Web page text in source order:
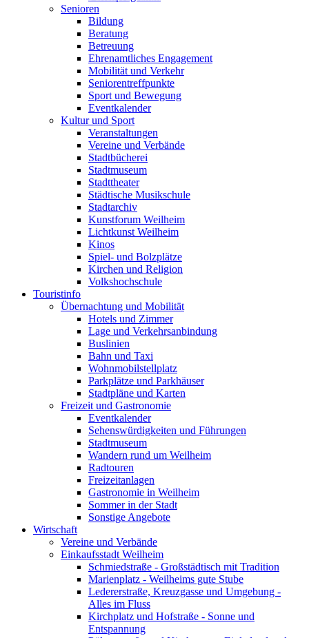
Senioren
Bildung
Beratung
Betreuung
Ehrenamtliches Engagement
Mobilität und Verkehr
Seniorentreffpunkte
Sport und Bewegung
Eventkalender
Kultur und Sport
Veranstaltungen
Vereine und Verbände
Stadtbücherei
Stadtmuseum
Stadttheater
Städtische Musikschule
Stadtarchiv
Kunstforum Weilheim
Lichtkunst Weilheim
Kinos
Spiel- und Bolzplätze
Kirchen und Religion
Volkshochschule
Touristinfo
Übernachtung und Mobilität
Hotels und Zimmer
Lage und Verkehrsanbindung
Buslinien
Bahn und Taxi
Wohnmobilstellplatz
Parkplätze und Parkhäuser
Stadtpläne und Karten
Freizeit und Gastronomie
Eventkalender
Sehenswürdigkeiten und Führungen
Stadtmuseum
Wandern rund um Weilheim
Radtouren
Freizeitanlagen
Gastronomie in Weilheim
Sommer in der Stadt
Sonstige Angebote
Wirtschaft
Vereine und Verbände
Einkaufsstadt Weilheim
Schmiedstraße - Großstädtisch mit Tradition
Marienplatz - Weilheims gute Stube
Ledererstraße, Kreuzgasse und Umgebung -
Alles im Fluss
Kirchplatz und Hofstraße - Sonne und
Entspannung